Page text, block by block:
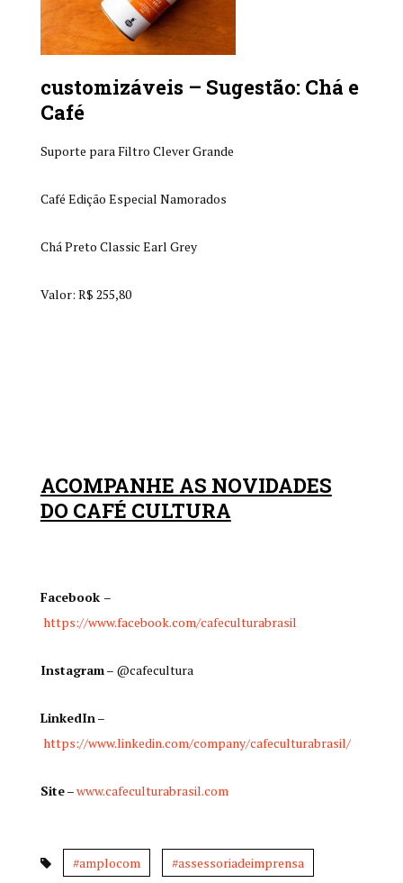
customizáveis – Sugestão: Chá e
Café
Suporte para Filtro Clever Grande
Café Edição Especial Namorados
Chá Preto Classic Earl Grey
Valor: R$ 255,80
ACOMPANHE AS NOVIDADES
DO CAFÉ CULTURA
Facebook –
https://www.facebook.com/cafeculturabrasil
Instagram– @cafecultura
LinkedIn–
https://www.linkedin.com/company/cafeculturabrasil/
Site–www.cafeculturabrasil.com
#amplocom #assessoriadeimprensa